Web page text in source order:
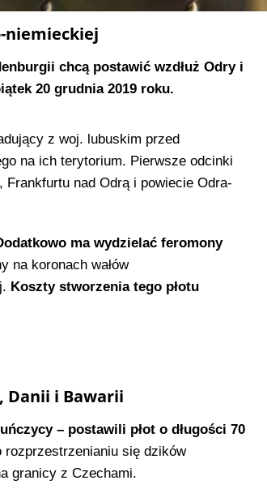
niemieckiej
chcą postawić wzdłuż Odry i
20 grudnia 2019 roku.
z woj. lubuskim przed
na ich terytorium. Pierwsze odcinki
nad Odrą i powiecie Odra-
ma wydzielać feromony
na koronach wałów
Koszty stworzenia tego płotu
Danii i Bawarii
– postawili płot o długości 70
rozprzestrzenianiu się dzików
granicy z Czechami.